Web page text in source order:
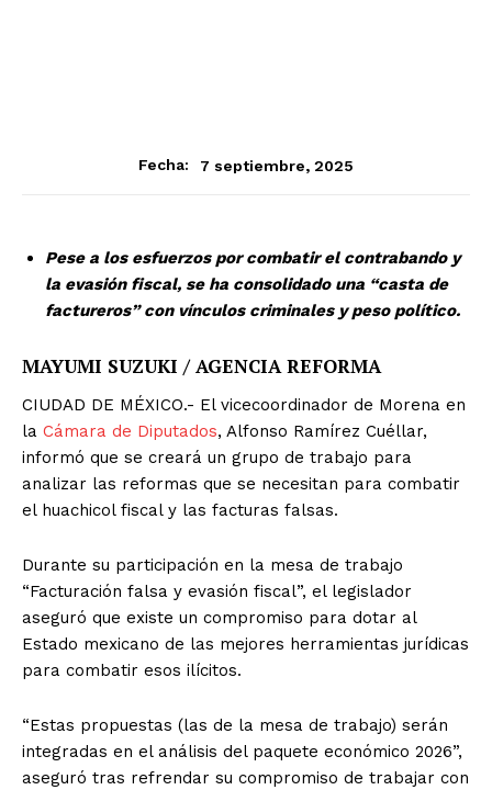
Fecha: 7 septiembre, 2025
Pese a los esfuerzos por combatir el contrabando y
la evasión fiscal, se ha consolidado una “casta de
factureros” con vínculos criminales y peso político.
MAYUMI SUZUKI / AGENCIA REFORMA
CIUDAD DE MÉXICO.- El vicecoordinador de Morena en
la Cámara de Diputados, Alfonso Ramírez Cuéllar,
informó que se creará un grupo de trabajo para
analizar las reformas que se necesitan para combatir
el huachicol fiscal y las facturas falsas.
Durante su participación en la mesa de trabajo
“Facturación falsa y evasión fiscal”, el legislador
aseguró que existe un compromiso para dotar al
Estado mexicano de las mejores herramientas jurídicas
para combatir esos ilícitos.
“Estas propuestas (las de la mesa de trabajo) serán
integradas en el análisis del paquete económico 2026”,
aseguró tras refrendar su compromiso de trabajar con